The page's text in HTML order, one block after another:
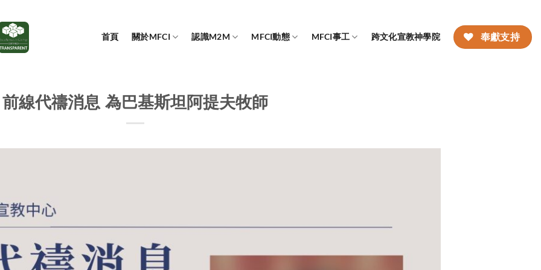
首頁 關於MFCI 認識M2M MFCI動態 MFCI事工 跨文化宣教神學院 奉獻支持
前線代禱消息 為巴基斯坦阿提夫牧師